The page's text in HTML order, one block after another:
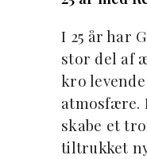
I 25 år har
stor del af
kro
atmosfære.
skabe et
tiltrukket